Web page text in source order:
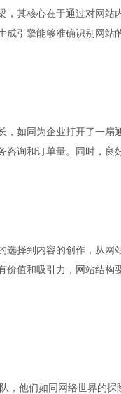
其核心在于通过对网
引擎能够准确识别网
如同为企业打开了一
询和订单量。同时，
择到内容的创作，从
值和吸引力，网站结构
，他们如同网络世界的